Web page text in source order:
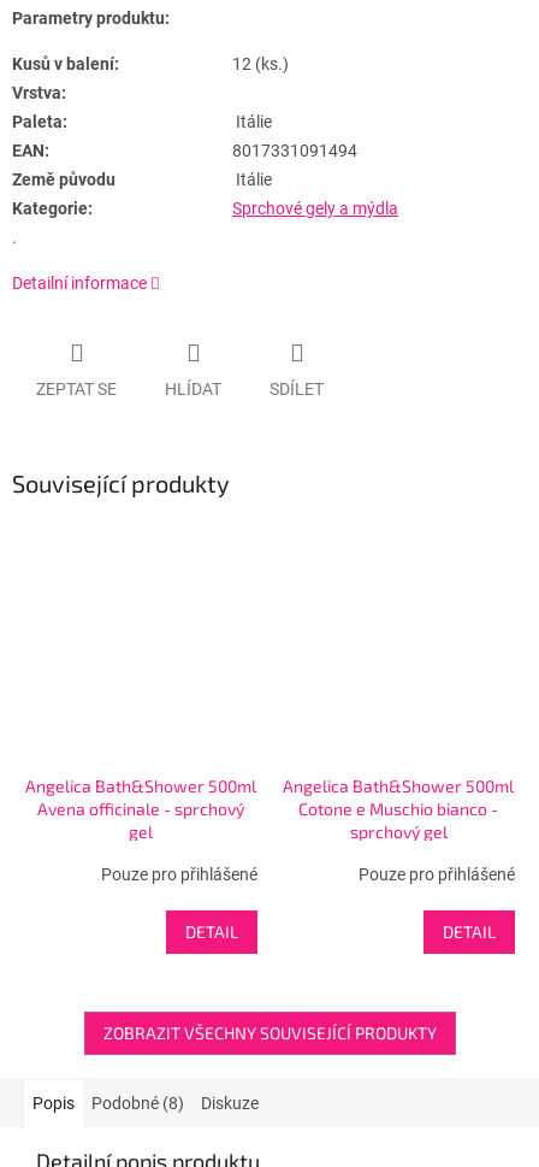
Parametry produktu:
Kusů v balení:
12 (ks.)
Vrstva:
Paleta:
Itálie
EAN:
8017331091494
Země původu
Itálie
Kategorie:
Sprchové gely a mýdla
.
Detailní informace
ZEPTAT SE HLÍDAT SDÍLET
Související produkty
Angelica Bath&Shower 500ml
Avena officinale - sprchový
gel
Pouze pro přihlášené
DETAIL
Angelica Bath&Shower 500ml
Cotone e Muschio bianco -
sprchový gel
Pouze pro přihlášené
DETAIL
ZOBRAZIT VŠECHNY SOUVISEJÍCÍ PRODUKTY
Popis Podobné (8) Diskuze
Detailní popis produktu